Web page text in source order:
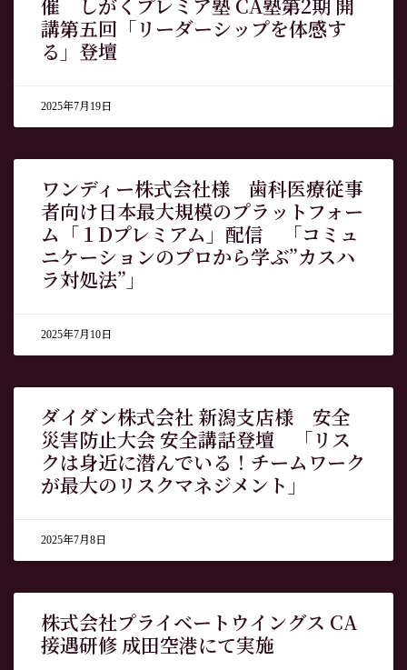
講第五回「リーダーシップを体感す
る」登壇
2025年7月19日
ワンディー株式会社様 歯科医療従事
者向け日本最大規模のプラットフォー
ム「１Dプレミアム」配信 「コミュ
ニケーションのプロから学ぶ”カスハ
ラ対処法”」
2025年7月10日
ダイダン株式会社 新潟支店様 安全
災害防止大会 安全講話登壇 「リス
クは身近に潜んでいる！チームワーク
が最大のリスクマネジメント」
2025年7月8日
株式会社プライベートウイングス CA
接遇研修 成田空港にて実施